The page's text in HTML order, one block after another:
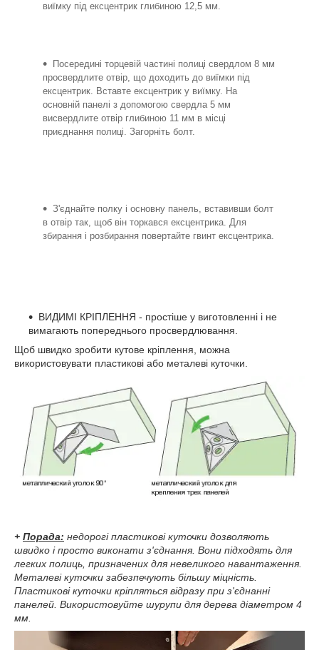
виїмку під ексцентрик глибиною 12,5 мм.
Посередині торцевій частині полиці свердлом 8 мм
просвердлите отвір, що доходить до виїмки під
ексцентрик. Вставте ексцентрик у виїмку. На
основній панелі з допомогою свердла 5 мм
висвердлите отвір глибиною 11 мм в місці
приєднання полиці. Загорніть болт.
З'єднайте полку і основну панель, вставивши болт
в отвір так, щоб він торкався ексцентрика. Для
збирання і розбирання повертайте гвинт ексцентрика.
ВИДИМІ КРІПЛЕННЯ - простіше у виготовленні і не
вимагають попереднього просвердлювання.
Щоб швидко зробити кутове кріплення, можна
використовувати пластикові або металеві куточки.
+ Порада: недорогі пластикові куточки дозволяють
швидко і просто виконати з'єднання. Вони підходять для
легких полиць, призначених для невеликого навантаження.
Металеві куточки забезпечують більшу міцність.
Пластикові куточки кріпляться відразу при з'єднанні
панелей. Використовуйте шурупи для дерева діаметром 4
мм.